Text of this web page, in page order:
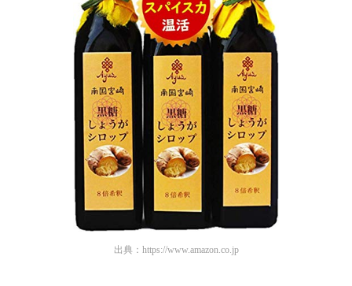
出典： https://www.amazon.co.jp